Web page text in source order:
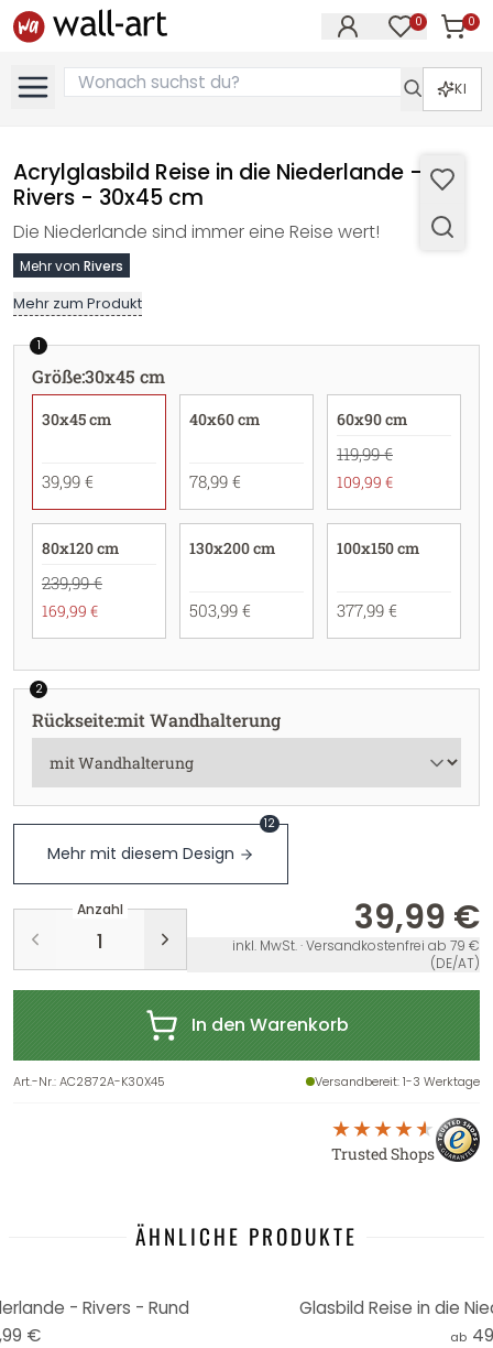
0 0
KI
Acrylglasbild Reise in die Niederlande -
Rivers - 30x45 cm
Die Niederlande sind immer eine Reise wert!
Mehr von Rivers
Mehr zum Produkt
1
Größe:30x45 cm
30x45 cm
39,99 €
40x60 cm
78,99 €
60x90 cm
119,99 €
109,99 €
80x120 cm
239,99 €
169,99 €
130x200 cm
503,99 €
100x150 cm
377,99 €
2
Rückseite:mit Wandhalterung
Mehr mit diesem Design
12
Anzahl 39,99 €
inkl. MwSt. · Versandkostenfrei ab 79 €
(DE/AT)
In den Warenkorb
Art.-Nr.:AC2872A-K30X45 Versandbereit: 1-3 Werktage
Trusted Shops
ÄHNLICHE PRODUKTE
- Rivers - Rund
€
Glasbild Reise in die
ab